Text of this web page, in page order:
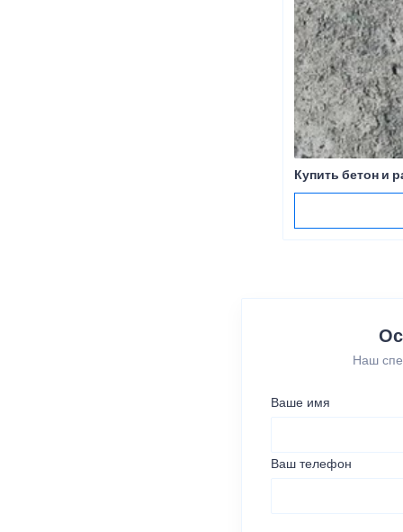
Купить бетон и
Наш
Ваше имя
Ваш телефон